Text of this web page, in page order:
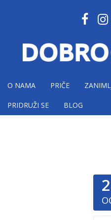
O NAMA PRIČE
PRIDRUŽI SE BLOG